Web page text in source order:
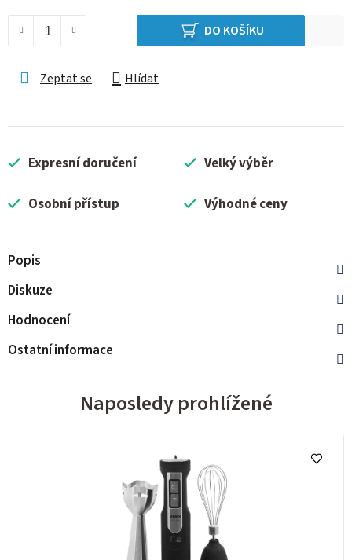
DO KOŠÍKU
Zeptat se Hlídat
Expresní doručení Velký výběr
Osobní přístup Výhodné ceny
Popis
Diskuze
Hodnocení
Ostatní informace
Naposledy prohlížené